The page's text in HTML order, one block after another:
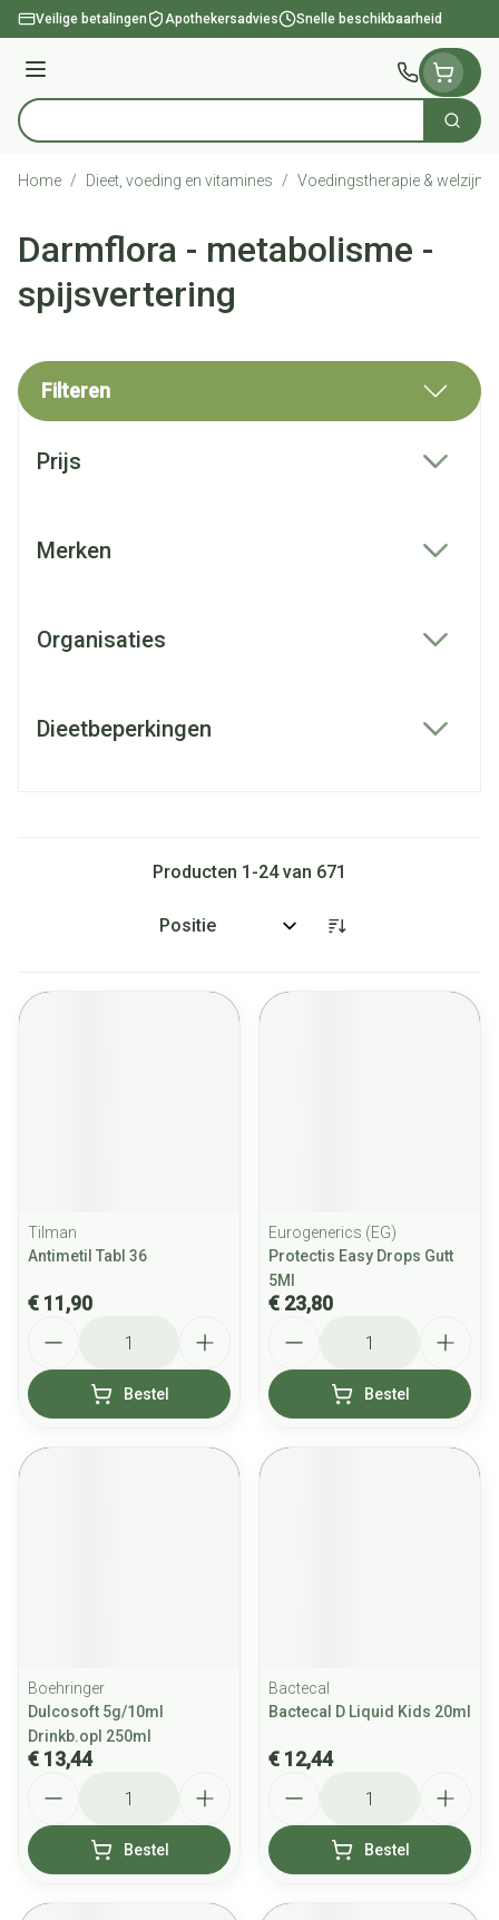
Ga naar de inhoud
Veilige betalingen Apothekersadvies Snelle beschikbaarheid
Menu
Product, merk, categorie... Zoek
Home / Dieet, voeding en vitamines / Voedingstherapie & welzijn
Darmflora - metabolisme -
spijsvertering
Filteren
Prijs
Merken
Organisaties
Dieetbeperkingen
Producten 1 -24van 671
Sorteer op:
Tilman
Antimetil Tabl 36
€ 11,90
Bestel
Eurogenerics (EG)
Protectis Easy Drops Gutt
5Ml
€ 23,80
Bestel
Boehringer
Dulcosoft 5g/10ml
Drinkb.opl 250ml
€ 13,44
Bestel
Bactecal
Bactecal D Liquid Kids 20ml
€ 12,44
Bestel